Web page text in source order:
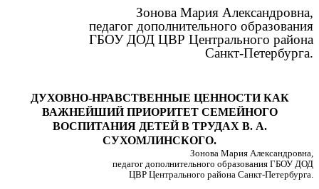
Зонова Мария Александровна,
педагог дополнительного образования
ГБОУ ДОД ЦВР Центрального района
Санкт-Петербурга.
ДУХОВНО-НРАВСТВЕННЫЕ ЦЕННОСТИ КАК
ВАЖНЕЙШИЙ ПРИОРИТЕТ СЕМЕЙНОГО
ВОСПИТАНИЯ ДЕТЕЙ В ТРУДАХ В. А.
СУХОМЛИНСКОГО.
Зонова Мария Александровна,
педагог дополнительного образования ГБОУ ДОД
ЦВР Центрального района Санкт-Петербурга.